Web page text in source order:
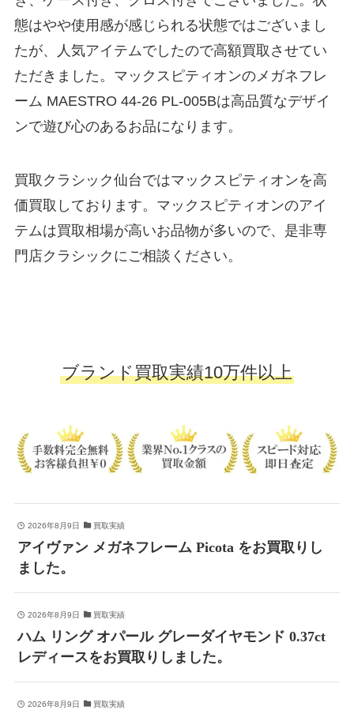
態はやや使用感が感じられる状態ではございまし
たが、人気アイテムでしたので高額買取させてい
ただきました。マックスピティオンのメガネフレ
ーム MAESTRO 44-26 PL-005Bは高品質なデザイ
ンで遊び心のあるお品になります。
買取クラシック仙台ではマックスピティオンを高
価買取しております。マックスピティオンのアイ
テムは買取相場が高いお品物が多いので、是非専
門店クラシックにご相談ください。
ブランド買取実績10万件以上
2026年8月9日 買取実績
アイヴァン メガネフレーム Picota をお買取りし
ました。
2026年8月9日 買取実績
ハム リング オパール グレーダイヤモンド 0.37ct
レディースをお買取りしました。
2026年8月9日 買取実績